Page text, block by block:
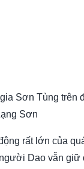
Sơn Tùng trên
Sơn
rất lớn của
Dao vẫn giữ